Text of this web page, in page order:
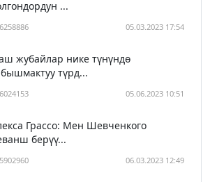
...
6258886 05.03.2023 17:54
жубайлар нике түнүндө
түрд...
6024153 05.06.2023 10:51
Грассо: Мен Шевченкого
берүү...
5902960 06.03.2023 12:49